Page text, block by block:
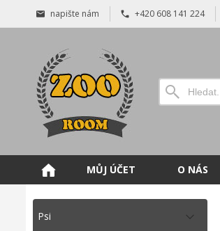
napište nám +420 608 141 224
MŮJ ÚČET O NÁS
Psi